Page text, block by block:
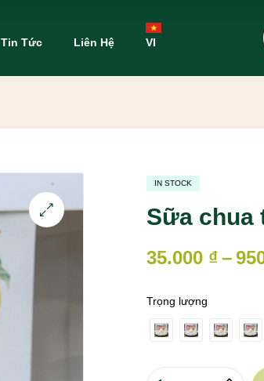
Tin Tức Liên Hệ VI
IN STOCK
Sữa chua
35.000 ₫–
Trọng lượng